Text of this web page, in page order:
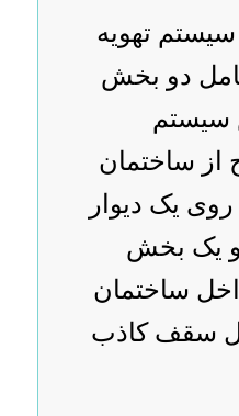
تهویه
دو بخش
از ساختمان
یک دیوار
و یک بخش
ساختمان
سقف کاذب